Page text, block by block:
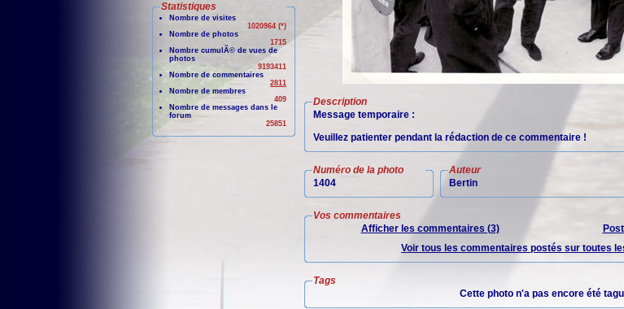
Statistiques
Nombre de visites
1020964 (*)
Nombre de photos
1715
Nombre cumulÃ© de vues de
photos
9193411
Nombre de commentaires
2811
Nombre de membres
409
Nombre de messages dans le
forum
25851
Description
Message temporaire :
Veuillez patienter pendant la rédaction de ce commentaire !
Numéro de la photo
1404
Auteur
Bertin
Vos commentaires
Afficher les commentaires (3)
Voir tous les commentaires postés sur toutes
Tags
Cette photo n'a pas encore été